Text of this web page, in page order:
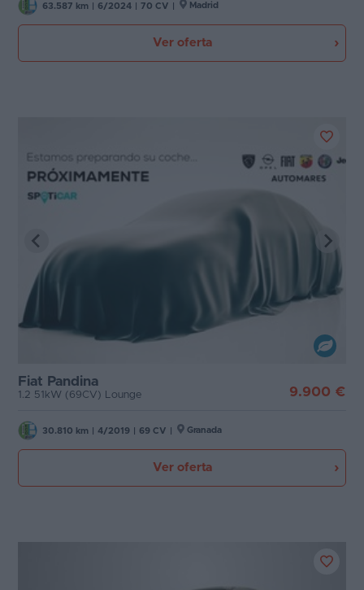
63.587 km 6/2024 70 CV Madrid
Ver oferta
Fiat Pandina
1.2 51kW (69CV) Lounge 9.900 €
30.810 km 4/2019 69 CV Granada
Ver oferta